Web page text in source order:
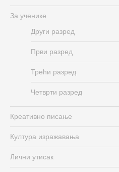
За ученике
Други разред
Први разред
Трећи разред
Четврти разред
Креативно писање
Култура изражавања
Лични утисак